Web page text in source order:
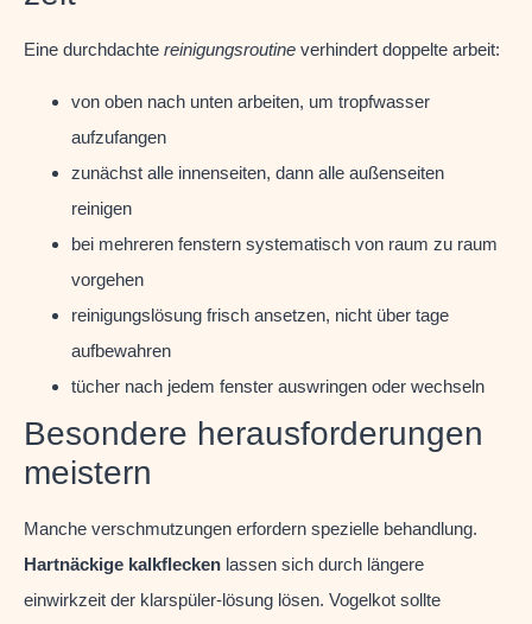
Eine durchdachte reinigungsroutine verhindert doppelte arbeit:
von oben nach unten arbeiten, um tropfwasser
aufzufangen
zunächst alle innenseiten, dann alle außenseiten
reinigen
bei mehreren fenstern systematisch von raum zu raum
vorgehen
reinigungslösung frisch ansetzen, nicht über tage
aufbewahren
tücher nach jedem fenster auswringen oder wechseln
Besondere herausforderungen
meistern
Manche verschmutzungen erfordern spezielle behandlung.
Hartnäckige kalkflecken lassen sich durch längere
einwirkzeit der klarspüler-lösung lösen. Vogelkot sollte